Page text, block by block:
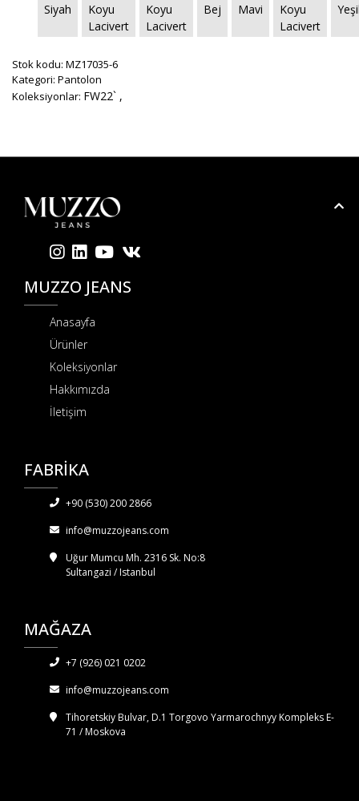
Siyah
Koyu
Lacivert
Koyu
Lacivert
Bej Mavi
Koyu
Lacivert
Stok kodu: MZ17035-6
Kategori: Pantolon
Koleksiyonlar: FW22` ,
MUZZO JEANS
Anasayfa
Ürünler
Koleksiyonlar
Hakkımızda
İletişim
FABRİKA
+90 (530) 200 2866
info@muzzojeans.com
Uğur Mumcu Mh. 2316 Sk. No:8
Sultangazi / Istanbul
MAĞAZA
+7 (926) 021 0202
info@muzzojeans.com
Tihoretskiy Bulvar, D.1 Torgovo Yarmarochnyy Kompleks E-
71 / Moskova